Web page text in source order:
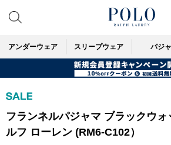
アンダーウェア スリープウェア パジ
フランネルパジャマ ブラックウ
ルフ ローレン (RM6-C102）